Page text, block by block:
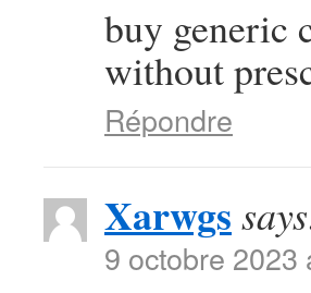
buy generic
without
Répondre
Xarwgs
9 octobre 2023